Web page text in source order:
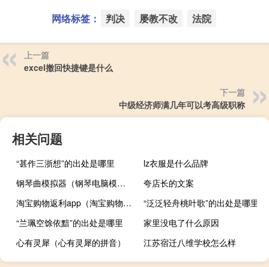
网络标签： 判决 屡教不改 法院
上一篇
excel撤回快捷键是什么
下一篇
中级经济师满几年可以考高级职称
相关问题
“甚作三浙想”的出处是哪里
lz衣服是什么品牌
钢琴曲模拟器（钢琴电脑模拟器）
夸店长的文案
淘宝购物返利app（淘宝购物返利）
“泛泛轻舟桃叶歌”的出处是哪里
“兰珮空馀依黯”的出处是哪里
家里没电了什么原因
心有灵犀（心有灵犀的拼音）
江苏宿迁八维学校怎么样